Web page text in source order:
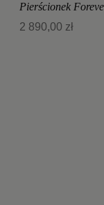
Pierścionek
2 890,00 zł